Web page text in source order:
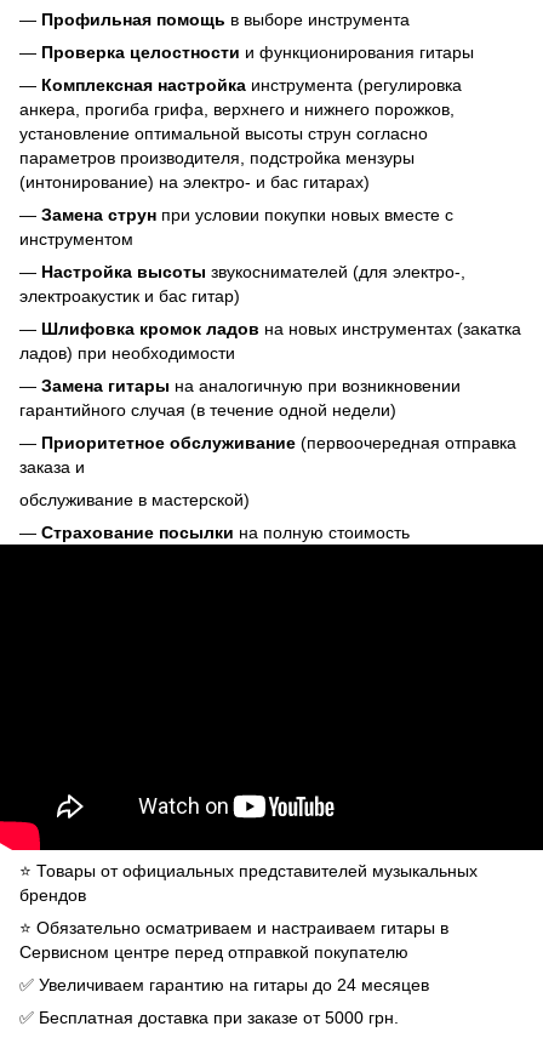
— Профильная помощь в выборе инструмента
— Проверка целостности и функционирования гитары
— Комплексная настройка инструмента (регулировка
анкера, прогиба грифа, верхнего и нижнего порожков,
установление оптимальной высоты струн согласно
параметров производителя, подстройка мензуры
(интонирование) на электро- и бас гитарах)
— Замена струн при условии покупки новых вместе с
инструментом
— Настройка высоты звукоснимателей (для электро-,
электроакустик и бас гитар)
— Шлифовка кромок ладов на новых инструментах (закатка
ладов) при необходимости
— Замена гитары на аналогичную при возникновении
гарантийного случая (в течение одной недели)
— Приоритетное обслуживание (первоочередная отправка
заказа и
обслуживание в мастерской)
— Страхование посылки на полную стоимость
⭐️ Товары от официальных представителей музыкальных
брендов
⭐️ Обязательно осматриваем и настраиваем гитары в
Сервисном центре перед отправкой покупателю
✅ Увеличиваем гарантию на гитары до 24 месяцев
✅ Бесплатная доставка при заказе от 5000 грн.